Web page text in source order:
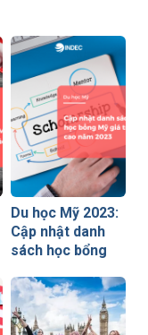
Du học Mỹ 2023:
Cập nhật danh
sách học bổng
đến 70%